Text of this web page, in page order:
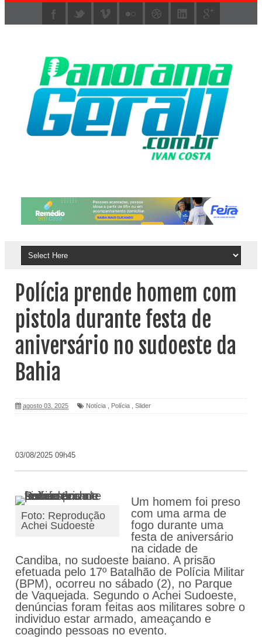
Polícia prende homem com
pistola durante festa de
aniversário no sudoeste da
Bahia
agosto 03, 2025 Notícia Polícia Slider
03/08/2025 09h45
Foto: Reprodução
Achei Sudoeste
Um homem foi preso
com uma arma de
fogo durante uma
festa de aniversário
na cidade de
Candiba, no sudoeste baiano. A prisão
efetuada pelo 17º Batalhão de Polícia Militar
(BPM), ocorreu no sábado (2), no Parque
de Vaquejada. Segundo o Achei Sudoeste,
denúncias foram feitas aos militares sobre o
individuo estar armado, ameaçando e
coagindo pessoas no evento.